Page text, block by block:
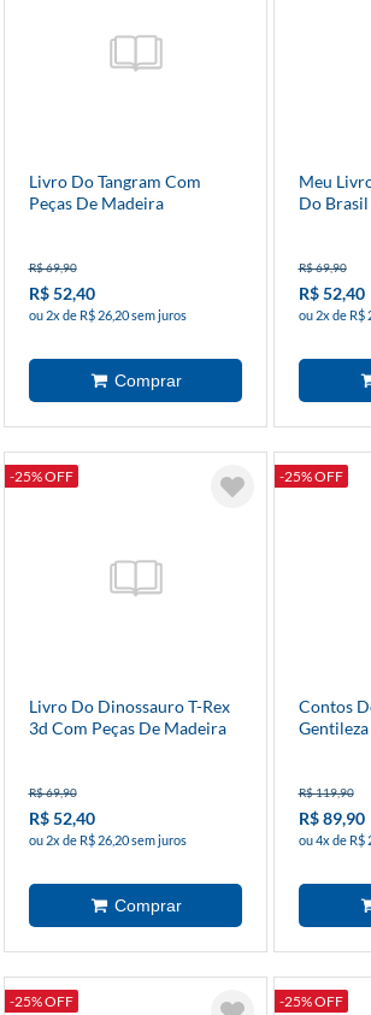
Livro Do Tangram Com
Peças De Madeira
R$ 69,90
R$ 52,40
ou 2x de R$ 26,20 sem juros
Meu
Do Brasil
R$ 69,90
R$ 52,40
ou 2x de R$
-25% OFF
Livro Do Dinossauro T-Rex
3d Com Peças De Madeira
R$ 69,90
R$ 52,40
ou 2x de R$ 26,20 sem juros
-25% OFF
Contos
R$ 119,90
R$ 89,90
ou 4x de R$
-25% OFF -25% OFF